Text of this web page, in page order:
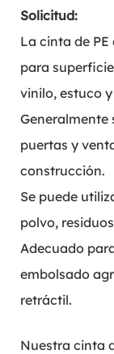
Solicitud:
La cinta de
para
vinilo, estuco
Generalmente
puertas y
construcción.
Se puede
polvo,
Adecuado
embolsado
retráctil.
Nuestra cinta